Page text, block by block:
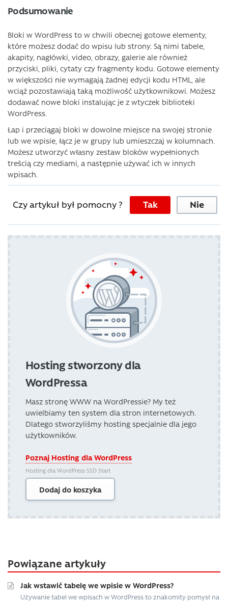
Podsumowanie
Bloki w WordPress to w chwili obecnej gotowe elementy,
które możesz dodać do wpisu lub strony. Są nimi tabele,
akapity, nagłówki, video, obrazy, galerie ale również
przyciski, pliki, cytaty czy fragmenty kodu. Gotowe elementy
w większości nie wymagają żadnej edycji kodu HTML, ale
wciąż pozostawiają taką możliwość użytkownikowi. Możesz
dodawać nowe bloki instalując je z wtyczek biblioteki
WordPress.
Łap i przeciągaj bloki w dowolne miejsce na swojej stronie
lub we wpisie, łącz je w grupy lub umieszczaj w kolumnach.
Możesz utworzyć własny zestaw bloków wypełnionych
treścią czy mediami, a następnie używać ich w innych
wpisach.
Czy artykuł był pomocny ? Tak Nie
Hosting stworzony dla
WordPressa
Masz stronę WWW na WordPressie? My też
uwielbiamy ten system dla stron internetowych.
Dlatego stworzyliśmy hosting specjalnie dla jego
użytkowników.
Poznaj Hosting dla WordPress
Hosting dla WordPress SSD Start
Dodaj do koszyka
Powiązane artykuły
Jak wstawić tabelę we wpisie w WordPress?
Używanie tabel we wpisach w WordPress to znakomity pomysł na